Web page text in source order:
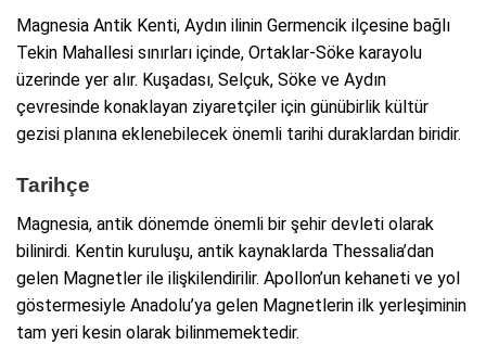
Magnesia Antik Kenti, Aydın ilinin Germencik ilçesine bağlı
Tekin Mahallesi sınırları içinde, Ortaklar-Söke karayolu
üzerinde yer alır. Kuşadası, Selçuk, Söke ve Aydın
çevresinde konaklayan ziyaretçiler için günübirlik kültür
gezisi planına eklenebilecek önemli tarihi duraklardan biridir.
Tarihçe
Magnesia, antik dönemde önemli bir şehir devleti olarak
bilinirdi. Kentin kuruluşu, antik kaynaklarda Thessalia’dan
gelen Magnetler ile ilişkilendirilir. Apollon’un kehaneti ve yol
göstermesiyle Anadolu’ya gelen Magnetlerin ilk yerleşiminin
tam yeri kesin olarak bilinmemektedir.